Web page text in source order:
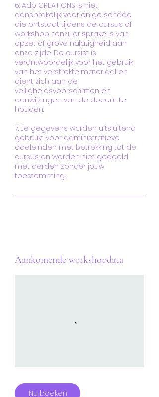
6. Adb CREATIONS is niet
aansprakelijk voor enige schade
die ontstaat tijdens de cursus of
workshop, tenzij er sprake is van
opzet of grove nalatigheid aan
onze zijde. De cursist is
verantwoordelijk voor het gebruik
van het verstrekte materiaal en
dient zich aan de
veiligheidsvoorschriften en
aanwijzingen van de docent te
houden.
7. Je gegevens worden uitsluitend
gebruikt voor administratieve
doeleinden met betrekking tot de
cursus en worden niet gedeeld
met derden zonder jouw
toestemming.
Aankomende workshopdata
Nu boeken